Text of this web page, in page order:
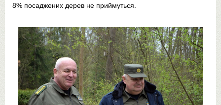
8% посаджених дерев не приймуться.